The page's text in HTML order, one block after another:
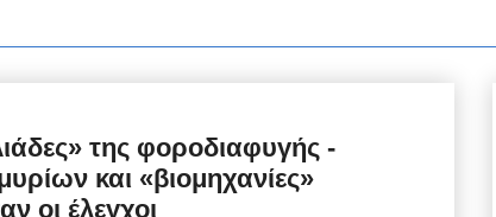
της φοροδιαφυγής -
και «βιομηχανίες»
οι έλεγχοι